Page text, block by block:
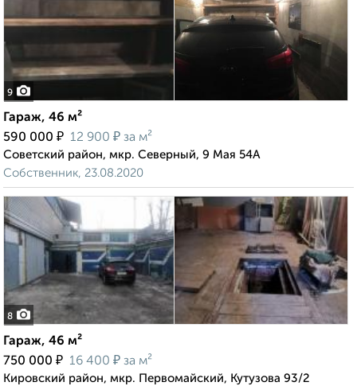
9
Гараж, 46 м²
590 000 ₽ 12 900 ₽ за м²
Советский район, мкр. Северный, 9 Мая 54А
Собственник, 23.08.2020
8
Гараж, 46 м²
750 000 ₽ 16 400 ₽ за м²
Кировский район, мкр. Первомайский, Кутузова 93/2